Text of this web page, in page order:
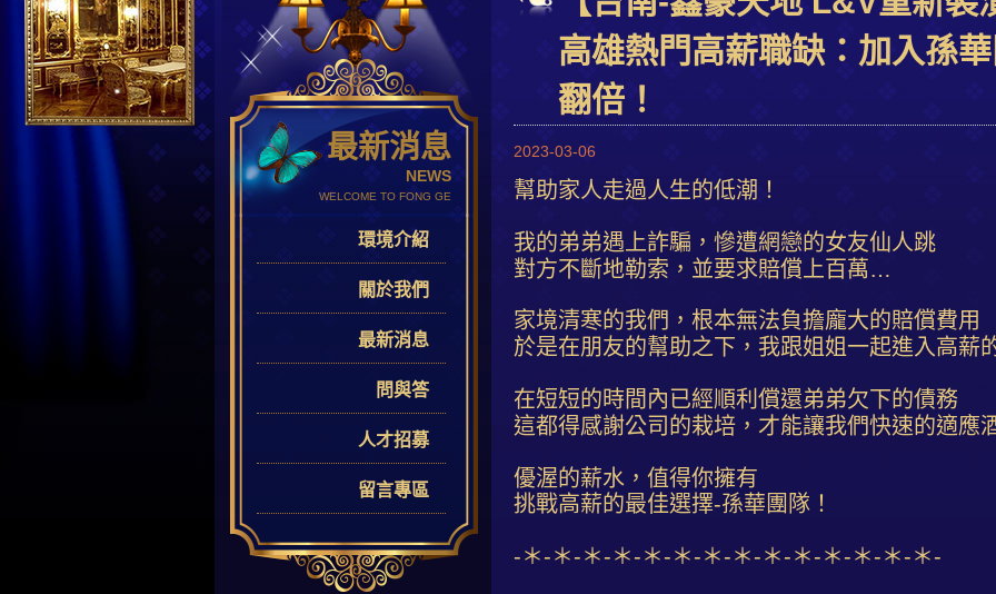
最新消息
NEWS
WELCOME TO FONG GE
環境介紹
關於我們
最新消息
問與答
人才招募
留言專區
高雄熱門高薪職缺：加入孫
翻倍！
2023-03-06
幫助家人走過人生的低潮！
我的弟弟遇上詐騙，慘遭網戀的女友仙人跳
對方不斷地勒索，並要求賠償上百萬…
家境清寒的我們，根本無法負擔龐大的賠償費用
於是在朋友的幫助之下，我跟姐姐一起進入高薪
在短短的時間內已經順利償還弟弟欠下的債務
這都得感謝公司的栽培，才能讓我們快速的適應
優渥的薪水，值得你擁有
挑戰高薪的最佳選擇-孫華團隊！
-＊-＊-＊-＊-＊-＊-＊-＊-＊-＊-＊-＊-＊-＊-